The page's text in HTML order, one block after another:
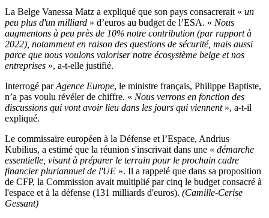
La Belge Vanessa Matz a expliqué que son pays consacrerait « un
peu plus d'un milliard » d’euros au budget de l’ESA. « Nous
augmentons à peu près de 10% notre contribution (par rapport à
2022), notamment en raison des questions de sécurité, mais aussi
parce que nous voulons valoriser notre écosystème belge et nos
entreprises », a-t-elle justifié.
Interrogé parAgence Europe, le ministre français, Philippe Baptiste,
n’a pas voulu révéler de chiffre. « Nous verrons en fonction des
discussions qui vont avoir lieu dans les jours qui viennent », a-t-il
expliqué.
Le commissaire européen à la Défense et l’Espace, Andrius
Kubilius, a estimé que la réunion s'inscrivait dans une « démarche
essentielle, visant à préparer le terrain pour le prochain cadre
financier pluriannuel de l'UE ». Il a rappelé que dans sa proposition
de CFP, la Commission avait multiplié par cinq le budget consacré à
l'espace et à la défense (131 milliards d'euros). (Camille-Cerise
Gessant)